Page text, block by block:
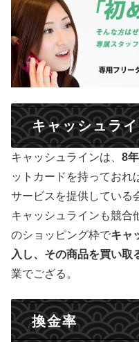
キャッシュラ
キャッシュラインは、 8
ットカードを持っておれ
サービスを提供している
キャッシュラインも競合
のショッピング枠でキャ
入し、その商品を買い取
業でござる。
換金率